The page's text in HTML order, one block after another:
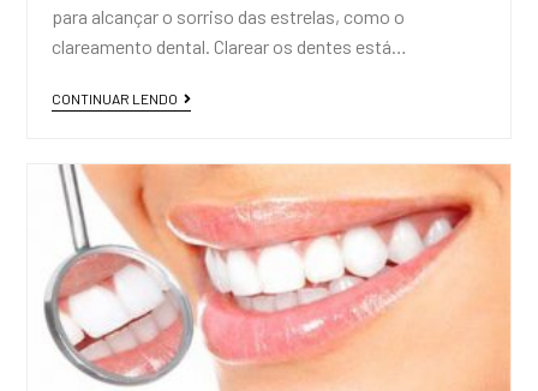
para alcançar o sorriso das estrelas, como o
clareamento dental. Clarear os dentes está…
CONTINUAR LENDO